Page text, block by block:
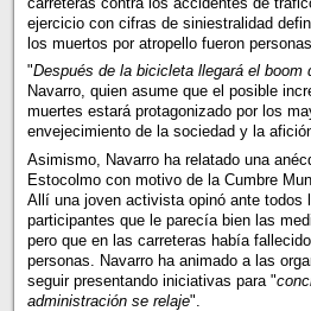
ejercicio con cifras de siniestralidad
los muertos por atropello fueron
"Después de la bicicleta llegará el boom
Navarro, quien asume que el posible
muertes estará protagonizado por los
envejecimiento de la sociedad y la
Asimismo, Navarro ha relatado una
Estocolmo con motivo de la Cumbre
Allí una joven activista opinó ante todos
participantes que le parecía bien las
pero que en las carreteras había
personas. Navarro ha animado a las
seguir presentando iniciativas para "
administración se relaje".